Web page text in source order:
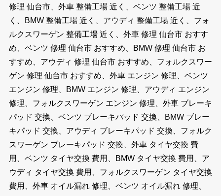
修理 仙台市、外車 整備工場 近く、ベンツ 整備工場 近
く、BMW 整備工場 近く、アウディ 整備工場 近く、フォ
ルクスワーゲン 整備工場 近く、外車 修理 仙台市 おすす
め、ベンツ 修理 仙台市 おすすめ、BMW 修理 仙台市 お
すすめ、アウディ 修理 仙台市 おすすめ、フォルクスワー
ゲン 修理 仙台市 おすすめ、外車 エンジン 修理、ベンツ
エンジン 修理、BMW エンジン 修理、アウディ エンジン
修理、フォルクスワーゲン エンジン 修理、外車 ブレーキ
パッド 交換、ベンツ ブレーキパッド 交換、BMW ブレー
キパッド 交換、アウディ ブレーキパッド 交換、フォルク
スワーゲン ブレーキパッド 交換、外車 タイヤ交換 費
用、ベンツ タイヤ交換 費用、BMW タイヤ交換 費用、ア
ウディ タイヤ交換 費用、フォルクスワーゲン タイヤ交換
費用、外車 オイル漏れ 修理、ベンツ オイル漏れ 修理、